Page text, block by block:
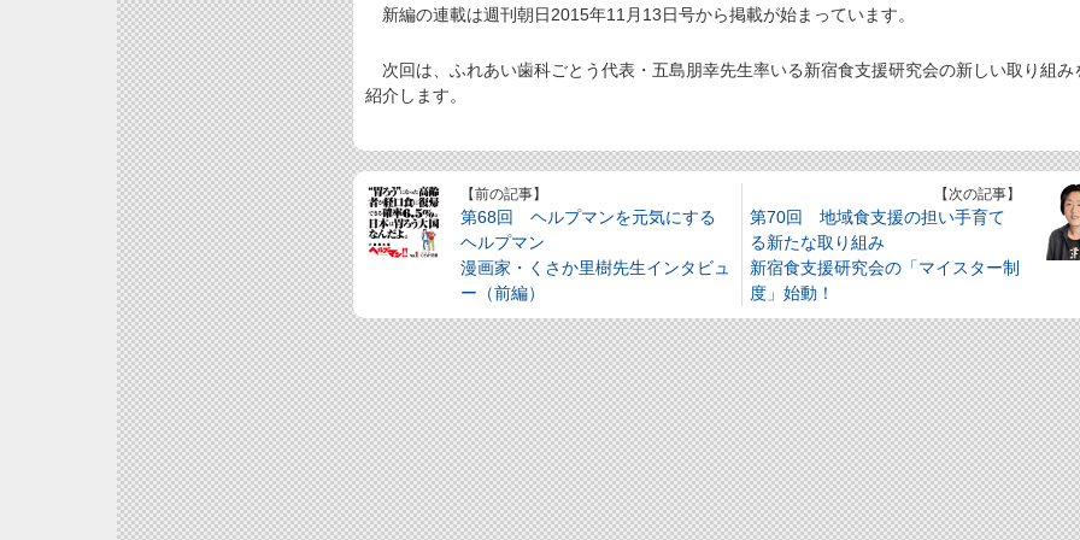
新編の連載は週刊朝日2015年11月13日号から掲載が始まっています。
次回は、ふれあい歯科ごとう代表・五島朋幸先生率いる新宿食支援研究会の新しい取り組み
紹介します。
【前の記事】
第68回 ヘルプマンを元気にする
ヘルプマン
漫画家・くさか里樹先生インタビュ
ー（前編）
【次の記事】
第70回 地域食支援の担い手育て
る新たな取り組み
新宿食支援研究会の「マイスター制
度」始動！